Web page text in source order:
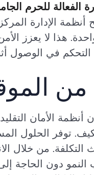
الفعالة للحرم
هذا لا يعزز
التحكم في الوصول
من
الأمان
توفر الحلول
التكلفة. من خلال
النمو دون الحاجة